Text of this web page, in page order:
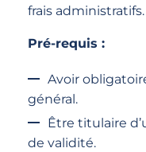
frais administratifs.
Pré-requis :
Avoir
général.
Être titulaire
de validité.